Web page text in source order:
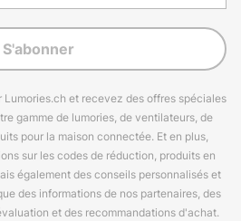
S'abonner
et recevez des offres spéciales
gamme de lumories, de ventilateurs, de
pour la maison connectée. Et en plus,
sur les codes de réduction, produits en
également des conseils personnalisés et
des informations de nos partenaires, des
et des recommandations d'achat.